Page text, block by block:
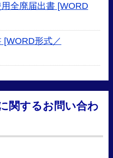
用全廃届出書 [WORD
[WORD形式／
関するお問い合わ